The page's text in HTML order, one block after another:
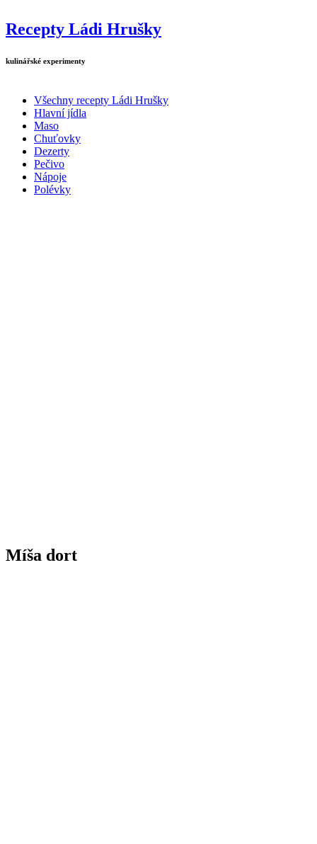
Recepty Ládi Hrušky
kulinářské experimenty
Hlavní menu
Všechny recepty Ládi Hrušky
Hlavní jídla
Maso
Chuťovky
Dezerty
Pečivo
Nápoje
Polévky
Míša dort